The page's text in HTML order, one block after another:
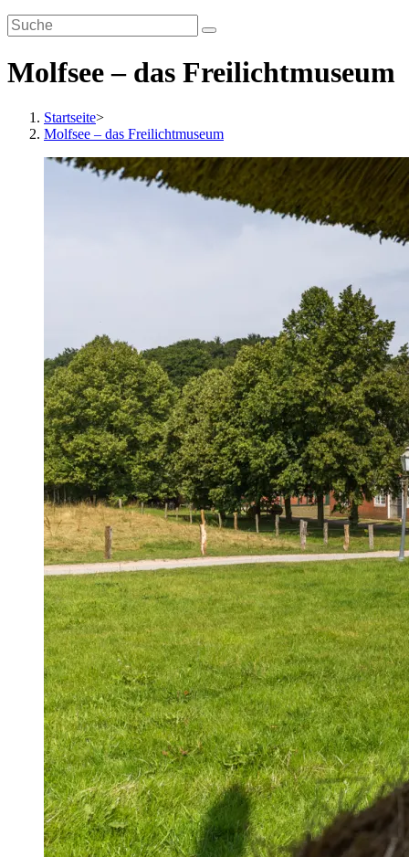
Molfsee – das Freilichtmuseum
Startseite>
Molfsee – das Freilichtmuseum